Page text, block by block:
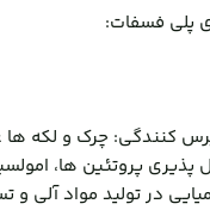
پلی فسفات:
کنندگی: چرک و لکه
در تولید مواد آلی و